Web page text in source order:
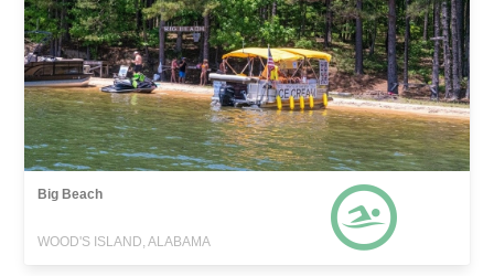
Big Beach
WOOD'S ISLAND, ALABAMA